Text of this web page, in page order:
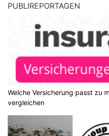
PUBLIREPORTAGEN
Welche Versicherung passt zu
vergleichen